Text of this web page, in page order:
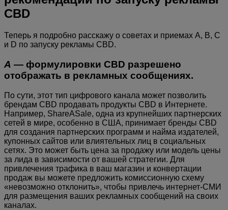
CBD
Теперь я подробно расскажу о советах и ​​приемах A, B, C
и D по запуску рекламы CBD.
A — формулировки CBD разрешено
отображать в рекламных сообщениях.
По сути, этот тип цифрового канала может позволить
брендам CBD продавать продукты CBD в Интернете.
Например, ShareASale, одна из крупнейших партнерских
сетей в мире, особенно в США, принимает бренды CBD
для создания партнерских программ и найма издателей,
купонных сайтов или влиятельных лиц в социальных
сетях. Это может быть цена за продажу или модель цены
за лида в зависимости от вашей стратегии. Для
привлечения трафика в ваш магазин и конвертации
продаж вы можете предложить комиссионную схему
«невозможно отклонить», чтобы привлечь интернет-СМИ
для размещения ваших рекламных сообщений на своих
каналах.